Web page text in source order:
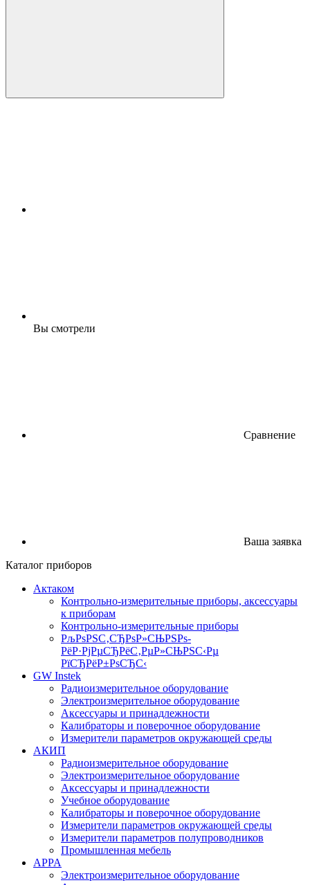
Вы смотрели
Сравнение
Ваша заявка
Каталог приборов
Актаком
Контрольно-измерительные приборы, аксессуары
к приборам
Контрольно-измерительные приборы
РљРѕРЅС‚СЂРѕР»СЊРЅРѕ-
РёР·РјРµСЂРёС‚РµР»СЊРЅС‹Рµ
РїСЂРёР±РѕСЂС‹
GW Instek
Радиоизмерительное оборудование
Электроизмерительное оборудование
Аксессуары и принадлежности
Калибраторы и поверочное оборудование
Измерители параметров окружающей среды
АКИП
Радиоизмерительное оборудование
Электроизмерительное оборудование
Аксессуары и принадлежности
Учебное оборудование
Калибраторы и поверочное оборудование
Измерители параметров окружающей среды
Измерители параметров полупроводников
Промышленная мебель
APPA
Электроизмерительное оборудование